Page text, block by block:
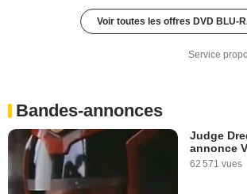
Voir toutes les offres DVD BLU-
Service
Bandes-annonces
Judge
annonce
62 571 vues